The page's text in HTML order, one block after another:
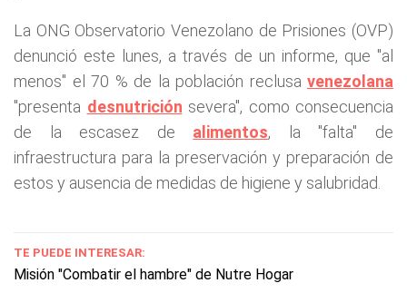
La ONG Observatorio Venezolano de Prisiones (OVP)
denunció este lunes, a través de un informe, que "al
menos" el 70 % de la población reclusa venezolana
"presenta desnutrición severa", como consecuencia
de la escasez de alimentos, la "falta" de
infraestructura para la preservación y preparación de
estos y ausencia de medidas de higiene y salubridad.
TE PUEDE INTERESAR:
Misión "Combatir el hambre" de Nutre Hogar